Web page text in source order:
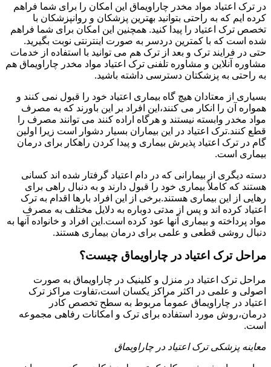
در ترک اعتیاد مواد مخدر چاراویماق این امکان را برای شما فراهم
کرده ایم که به راحتی بتوانید بهترین پزشکان و روانپزشکان با
تخصص ترک اعتیاد را پیدا کنید. همچنین این امکان برای شما فراهم
شده است که با کمترین دردسر به صورت اینترنتی نوبت بگیرید.
حتی در فرایند ترک و بعد از ترک هم می توانید با استفاده از خدمات
مشاوره آنلاین و مشاوره تلفنی ترک اعتیاد مواد مخدر چاراویماق هم
به راحتی به پزشکتان دسترسی داشته باشید.
بسیاری از معتادان هیچ گاه بیماری اعتیاد خود را قبول نمی کنند و
همواره آن را انکار می کنند،این افراد بر این باورند که به مصرف
مواد مخدر وابسته نیستند و هرگاه اراده کنند می توانند مصرف را
قطع کنند.ترک اعتیاد در این بیماران بسیار دشوار است زیرا اولین
گام در ترک اعتیاد پذیرش بیماری و پیدا کردن راهکار برای درمان
بیماری است.
دسته دیگری از بیمارانی که در دام اعتیاد گرفتار شده اند کسانی
هستند که کاملاً بیماری خود را قبول دارند و به دنبال راهی برای
رهایی از این بیماری هستند.برخی از این افراد بارها اقدام به ترک
اعتیاد کرده اند و پس از مدتی دوباره به دلایل مختلف به مصرف
مواد پرداخته و بیماری آنها عود کرده است.این افراد و خانواده آنها به
دنبال روشی قطعی و علمی برای درمان بیماری هستند.
مراحل ترک اعتیاد در چاراویماق چیست؟
مراحل ترک اعتیاد در منزل و کلینیک در چاراویماق به صورت
اصولی و علمی در اکثر مراکز یکسان است،تفاوت مراکز ترک
اعتیاد در چاراویماق عموماً مربوط به سطح تخصص کادر
درمان،روش مورد استفاده برای ترک و امکانات رفاهی مجموعه
است.
معاینه پزشکی ترک اعتیاد در چاراویماق